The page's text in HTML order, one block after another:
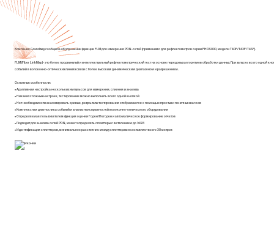
Компания Grandway сообщила об улучшении функции FLM для измерения PON-сетей (применимо для рефлектометров серии FHO5000, модели T40F/T43F/T45F).
FLM (Fiber Link Map)- это более продвинутый и интеллектуальный рефлектометрический тест на основе передовых алгоритмов обработки данных. При запуске всего
событий в волоконно-оптических линиях связи с более высоким динамическим диапазоном и разрешением.
Основные особенности:
• Адаптивная настройка нескольких импульсов для измерения, слияния и анализа
• Никаких сложных настроек, тестирование можно выполнить всего одной кнопкой
• Нет необходимости анализировать кривые, результаты тестирования отображаются с помощью простых и понятных значков
• Комплексная диагностика событий и анализ неисправностей волоконно-оптического оборудования
• Определяемая пользователем функция оценки Годен/Негоден и автоматическое формирование отчетов
• Подходит для анализа сетей PON, может определять сплиттеры с ветвлением до 1x128
• Идентификация сплиттеров, минимальное расстояние между сплиттерами составляет всего 30 метров